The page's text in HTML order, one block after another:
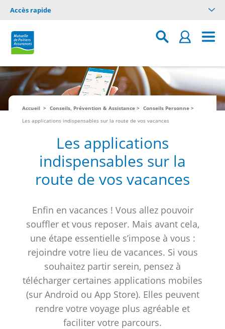
Accès rapide
Accueil Conseils, Prévention & Assistance
Conseils Personne
Les applications indispensables sur la route de vos vacances
Les applications
indispensables sur la
route de vos vacances
Enfin en vacances ! Vous allez pouvoir
souffler et vous reposer. Mais avant cela,
une étape essentielle s’impose à vous :
rejoindre votre lieu de vacances. Si vous
souhaitez partir serein, pensez à
télécharger certaines applications mobiles
(sur Android ou App Store). Elles peuvent
rendre votre voyage plus agréable et
faciliter votre parcours.